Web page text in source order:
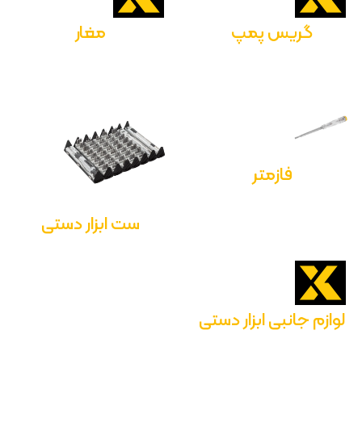
گریس پمپ مغار
فازمتر
ست ابزار دستی
لوازم جانبی ابزار دستی